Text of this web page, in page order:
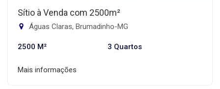
Sítio à Venda com 2500m²
Águas Claras, Brumadinho-MG
2500 M² 3 Quartos
Mais informações